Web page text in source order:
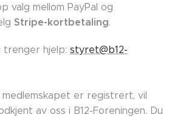
valg mellom PayPal og
Stripe-kortbetaling.
trenger hjelp: styret@b12-
er registrert, vil
av oss i B12-Foreningen. Du